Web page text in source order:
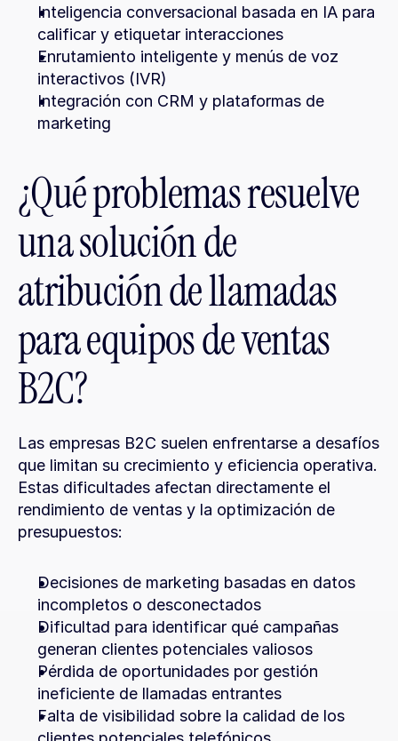
Inteligencia conversacional basada en IA para
calificar y etiquetar interacciones
Enrutamiento inteligente y menús de voz
interactivos (IVR)
Integración con CRM y plataformas de
marketing
¿Qué problemas resuelve
una solución de
atribución de llamadas
para equipos de ventas
B2C?
Las empresas B2C suelen enfrentarse a desafíos
que limitan su crecimiento y eficiencia operativa.
Estas dificultades afectan directamente el
rendimiento de ventas y la optimización de
presupuestos:
Decisiones de marketing basadas en datos
incompletos o desconectados
Dificultad para identificar qué campañas
generan clientes potenciales valiosos
Pérdida de oportunidades por gestión
ineficiente de llamadas entrantes
Falta de visibilidad sobre la calidad de los